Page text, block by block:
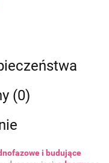
(0)
i budujące